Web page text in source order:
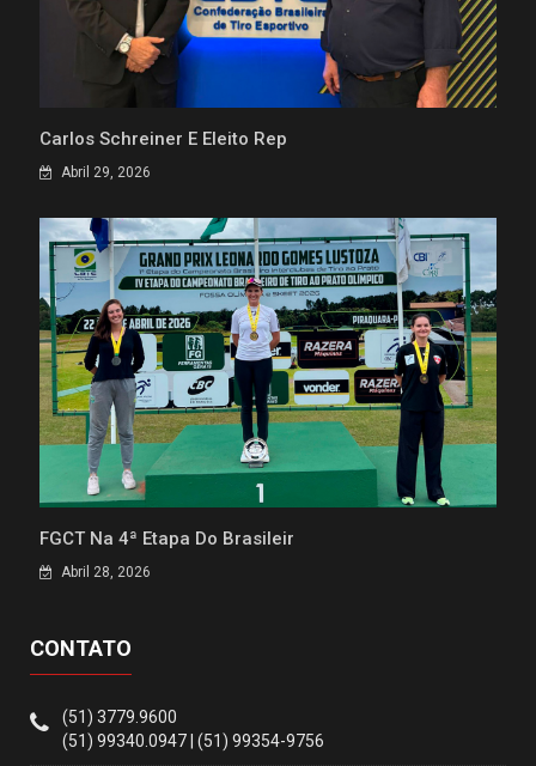
Carlos Schreiner É Eleito Rep
Abril 29, 2026
FGCT Na 4ª Etapa Do Brasileir
Abril 28, 2026
CONTATO
(51) 3779.9600
(51) 99340.0947 | (51) 99354-9756